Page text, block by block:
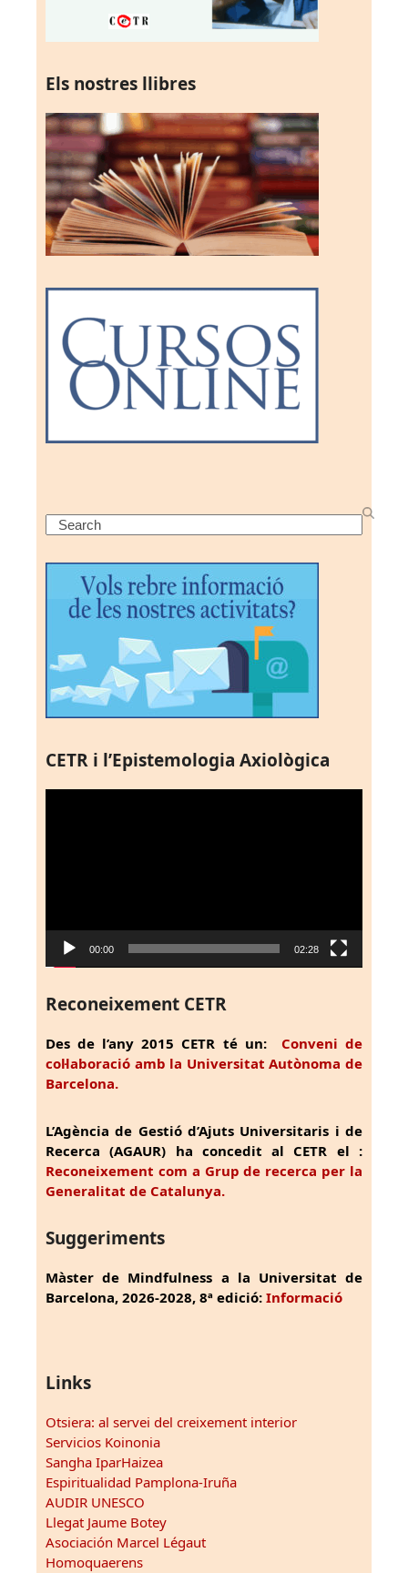
Els nostres llibres
Search
CETR i l’Epistemologia Axiològica
00:00 02:28
Reconeixement CETR
Des de l’any 2015 CETR té un: Conveni de
col·laboració amb la Universitat Autònoma de
Barcelona.
L’Agència de Gestió d’Ajuts Universitaris i de
Recerca (AGAUR) ha concedit al CETR el :
Reconeixement com a Grup de recerca per la
Generalitat de Catalunya.
Suggeriments
Màster de Mindfulness a la Universitat de
Barcelona, 2026-2028, 8ª edició: Informació
Links
Otsiera: al servei del creixement interior
Servicios Koinonia
Sangha IparHaizea
Espiritualidad Pamplona-Iruña
AUDIR UNESCO
Llegat Jaume Botey
Asociación Marcel Légaut
Homoquaerens